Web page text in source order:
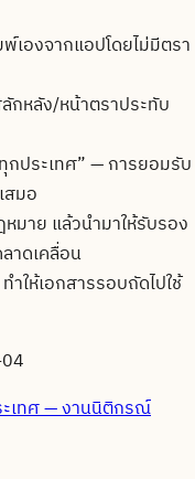
เองจากแอปโดยไม่มีตรา
กหลัง/หน้าตราประทับ
กประเทศ” — การยอมรับ
สมอ
มาย แล้วนำมาให้รับรอง
าดเคลื่อน
ให้เอกสารรอบถัดไปใช้
เทศ — งานนิติกรณ์